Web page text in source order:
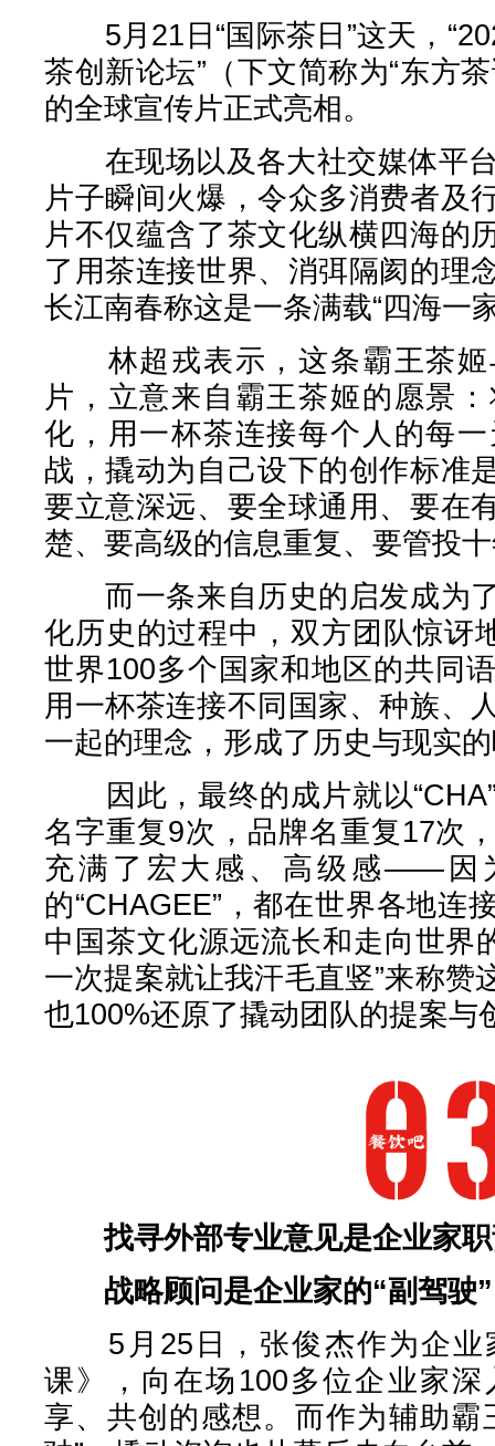
5月21日“国际茶日”这天，
茶创新论坛”（下文简称为“东方
的全球宣传片正式亮相。
在现场以及各大社交媒体平台
片子瞬间火爆，令众多消费者及
片不仅蕴含了茶文化纵横四海的
了用茶连接世界、消弭隔阂的理
长江南春称这是一条满载“四海一
林超戎表示，这条霸王茶姬
片，立意来自霸王茶姬的愿景
化，用一杯茶连接每个人的每
战，撬动为自己设下的创作标准
要立意深远、要全球通用、要在
楚、要高级的信息重复、要管投
而一条来自历史的启发成为
化历史的过程中，双方团队惊讶
世界100多个国家和地区的共同
用一杯茶连接不同国家、种族、
一起的理念，形成了历史与现实
因此，最终的成片就以
名字重复9次，品牌名重复17次
充满了宏大感、高级感——因
的“CHAGEE”，都在世界各地连
中国茶文化源远流长和走向世界
一次提案就让我汗毛直竖”来称赞
也100%还原了撬动团队的提案与
找寻外部专业意见是企业家
战略顾问是企业家的“副驾驶”
5月25日，张俊杰作为企业
课》，向在场100多位企业家
享、共创的感想。而作为辅助霸